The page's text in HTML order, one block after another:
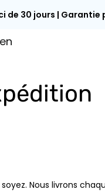
de 30 jours | Garantie
Nous livrons